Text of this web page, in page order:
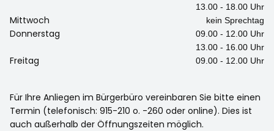
13.00 - 18.00 Uhr
Mittwoch kein Sprechtag
Donnerstag
09.00 - 12.00 Uhr
13.00 - 16.00 Uhr
Freitag 09.00 - 12.00 Uhr
Für Ihre Anliegen im Bürgerbüro vereinbaren Sie bitte einen
Termin (telefonisch: 915-210 o. -260 oder online). Dies ist
auch außerhalb der Öffnungszeiten möglich.